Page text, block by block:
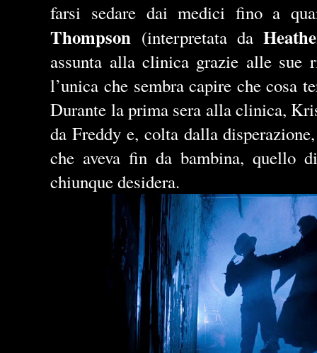
farsi sedare dai medici fino a
Thompson (interpretata da
assunta alla clinica grazie alle sue
l’unica che sembra capire che cosa
Durante la prima sera alla clinica,
da Freddy e, colta dalla
che aveva fin da bambina, quello
chiunque desidera.